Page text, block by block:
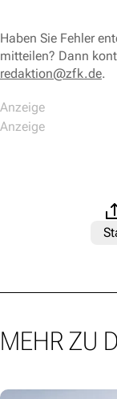
Haben Sie Fehler
mitteilen? Dann
redaktion@zfk.de.
MEHR ZU